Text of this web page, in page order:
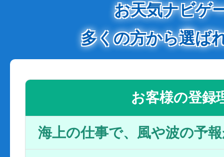
お天気ナビゲ
多くの方から選ば
お客様の登録
海上の仕事で、風や波の予